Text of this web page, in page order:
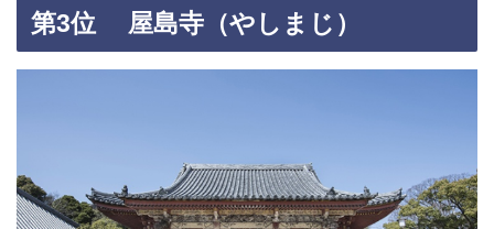
第3位 屋島寺（やしまじ）